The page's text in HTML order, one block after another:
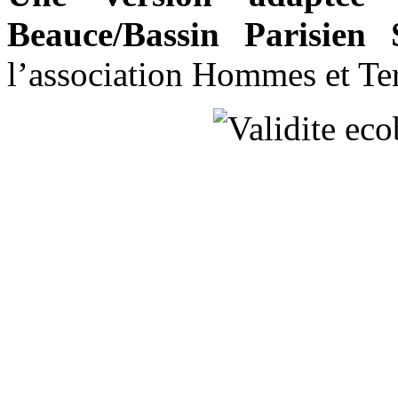
Beauce/Bassin Parisien
l’association Hommes et